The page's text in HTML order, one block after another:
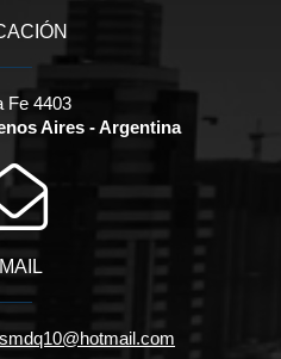
Fe 4403
Aires - Argentina